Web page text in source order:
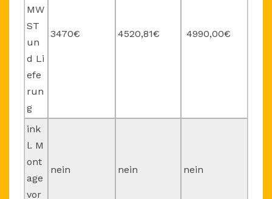
MW
ST
un
d Li
efe
run
g
3470€ 4520,81€ 4990,00€
ink
l. M
ont
age
vor
nein nein nein